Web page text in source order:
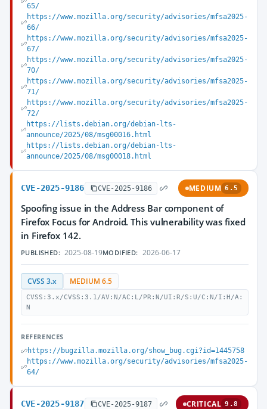
65/
https://www.mozilla.org/security/advisories/mfsa2025-
66/
https://www.mozilla.org/security/advisories/mfsa2025-
67/
https://www.mozilla.org/security/advisories/mfsa2025-
70/
https://www.mozilla.org/security/advisories/mfsa2025-
71/
https://www.mozilla.org/security/advisories/mfsa2025-
72/
https://lists.debian.org/debian-lts-
announce/2025/08/msg00016.html
https://lists.debian.org/debian-lts-
announce/2025/08/msg00018.html
CVE-2025-9186 CVE-2025-9186 MEDIUM 6.5
Spoofing issue in the Address Bar component of
Firefox Focus for Android. This vulnerability was fixed
in Firefox 142.
PUBLISHED: 2025-08-19MODIFIED: 2026-06-17
CVSS 3.x MEDIUM 6.5
CVSS:3.x/CVSS:3.1/AV:N/AC:L/PR:N/UI:R/S:U/C:N/I:H/A:
N
REFERENCES
https://bugzilla.mozilla.org/show_bug.cgi?id=1445758
https://www.mozilla.org/security/advisories/mfsa2025-
64/
CVE-2025-9187 CVE-2025-9187 CRITICAL 9.8